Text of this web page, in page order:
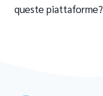
queste piattaforme?